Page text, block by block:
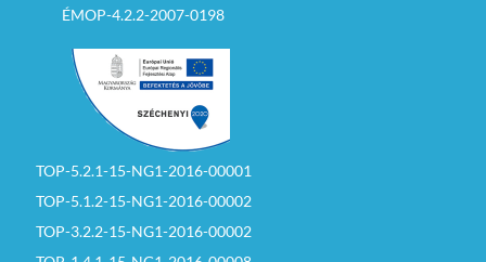
ÉMOP-4.2.2-2007-0198
TOP-5.2.1-15-NG1-2016-00001
TOP-5.1.2-15-NG1-2016-00002
TOP-3.2.2-15-NG1-2016-00002